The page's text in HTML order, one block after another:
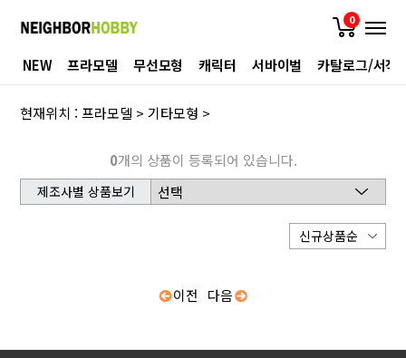
0
NEW 프라모델 무선모형 캐릭터 서바이벌 카탈로그/서적
현재위치 :프라모델 >기타모형 >
0개의 상품이 등록되어 있습니다.
제조사별 상품보기
이전 다음